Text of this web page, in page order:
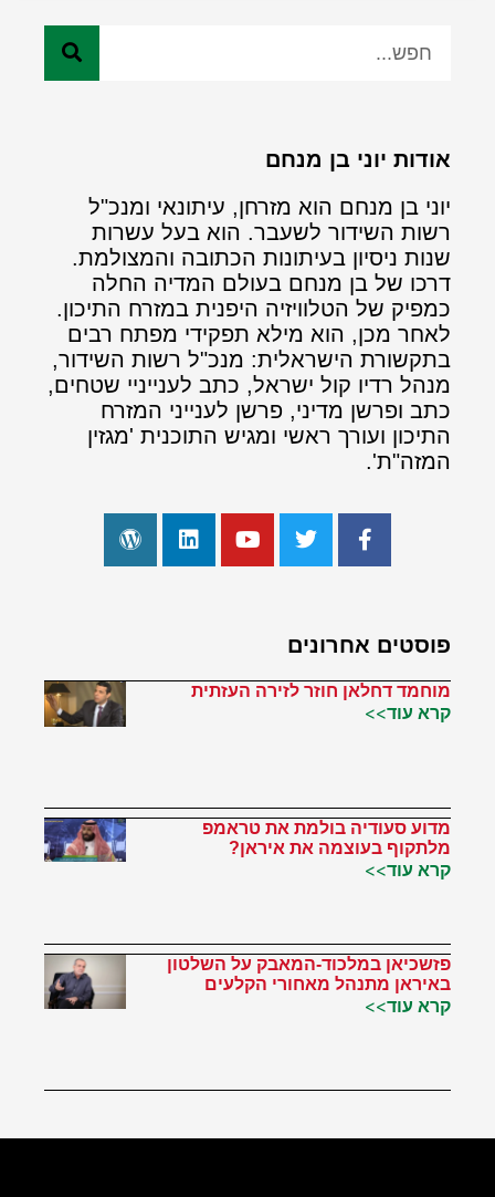
אודות יוני בן מנחם
יוני בן מנחם הוא מזרחן, עיתונאי ומנכ"ל
רשות השידור לשעבר. הוא בעל עשרות
שנות ניסיון בעיתונות הכתובה והמצולמת.
דרכו של בן מנחם בעולם המדיה החלה
כמפיק של הטלוויזיה היפנית במזרח התיכון.
לאחר מכן, הוא מילא תפקידי מפתח רבים
בתקשורת הישראלית: מנכ"ל רשות השידור,
מנהל רדיו קול ישראל, כתב לענייניי שטחים,
כתב ופרשן מדיני, פרשן לענייני המזרח
התיכון ועורך ראשי ומגיש התוכנית 'מגזין
המזה"ת'.
פוסטים אחרונים
מוחמד דחלאן חוזר לזירה העזתית
קרא עוד>>
מדוע סעודיה בולמת את טראמפ
מלתקוף בעוצמה את איראן?
קרא עוד>>
פזשכיאן במלכוד-המאבק על השלטון
באיראן מתנהל מאחורי הקלעים
קרא עוד>>